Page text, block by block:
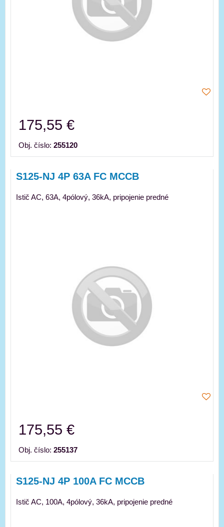
175,55 €
Obj. číslo: 255120
S125-NJ 4P 63A FC MCCB
Istič AC, 63A, 4pólový, 36kA, pripojenie predné
175,55 €
Obj. číslo: 255137
S125-NJ 4P 100A FC MCCB
Istič AC, 100A, 4pólový, 36kA, pripojenie predné